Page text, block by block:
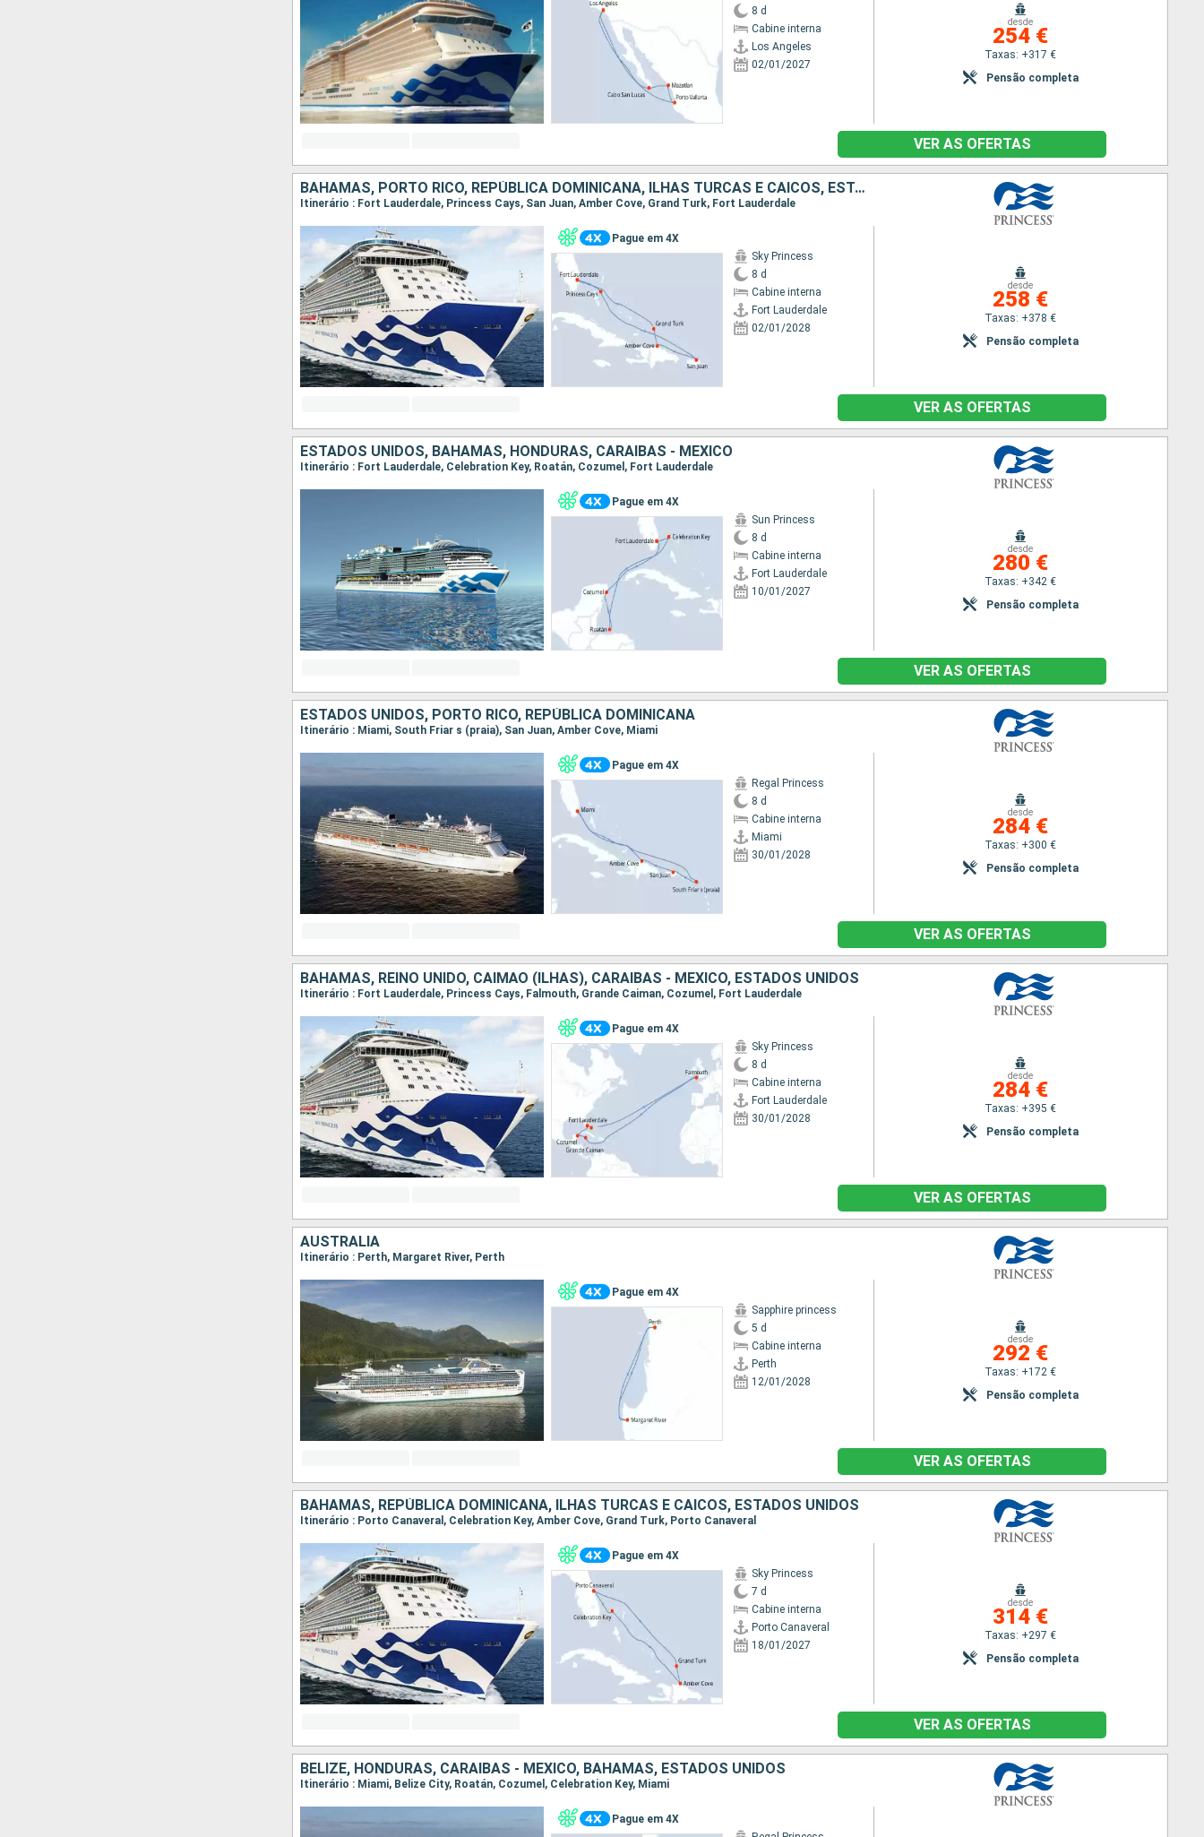
8 d
Cabine interna
Los Angeles
02/01/2027
desde
254 €
Taxas: +317 €
Pensão completa
VER AS OFERTAS
BAHAMAS, PORTO RICO, REPÚBLICA DOMINICANA, ILHAS TURCAS E CAICOS, ESTADOS UNIDOS
Itinerário : Fort Lauderdale, Princess Cays, San Juan, Amber Cove, Grand Turk, Fort Lauderdale
Pague em 4X
Sky Princess
8 d
Cabine interna
Fort Lauderdale
02/01/2028
desde
258 €
Taxas: +378 €
Pensão completa
VER AS OFERTAS
ESTADOS UNIDOS, BAHAMAS, HONDURAS, CARAIBAS - MEXICO
Itinerário : Fort Lauderdale, Celebration Key, Roatán, Cozumel, Fort Lauderdale
Pague em 4X
Sun Princess
8 d
Cabine interna
Fort Lauderdale
10/01/2027
desde
280 €
Taxas: +342 €
Pensão completa
VER AS OFERTAS
ESTADOS UNIDOS, PORTO RICO, REPÚBLICA DOMINICANA
Itinerário : Miami, South Friar s (praia), San Juan, Amber Cove, Miami
Pague em 4X
Regal Princess
8 d
Cabine interna
Miami
30/01/2028
desde
284 €
Taxas: +300 €
Pensão completa
VER AS OFERTAS
BAHAMAS, REINO UNIDO, CAIMÃO (ILHAS), CARAIBAS - MEXICO, ESTADOS UNIDOS
Itinerário : Fort Lauderdale, Princess Cays, Falmouth, Grande Caiman, Cozumel, Fort Lauderdale
Pague em 4X
Sky Princess
8 d
Cabine interna
Fort Lauderdale
30/01/2028
desde
284 €
Taxas: +395 €
Pensão completa
VER AS OFERTAS
AUSTRALIA
Itinerário : Perth, Margaret River, Perth
Pague em 4X
Sapphire princess
5 d
Cabine interna
Perth
12/01/2028
desde
292 €
Taxas: +172 €
Pensão completa
VER AS OFERTAS
BAHAMAS, REPÚBLICA DOMINICANA, ILHAS TURCAS E CAICOS, ESTADOS UNIDOS
Itinerário : Porto Canaveral, Celebration Key, Amber Cove, Grand Turk, Porto Canaveral
Pague em 4X
Sky Princess
7 d
Cabine interna
Porto Canaveral
18/01/2027
desde
314 €
Taxas: +297 €
Pensão completa
VER AS OFERTAS
BELIZE, HONDURAS, CARAIBAS - MEXICO, BAHAMAS, ESTADOS UNIDOS
Itinerário : Miami, Belize City, Roatán, Cozumel, Celebration Key, Miami
Pague em 4X